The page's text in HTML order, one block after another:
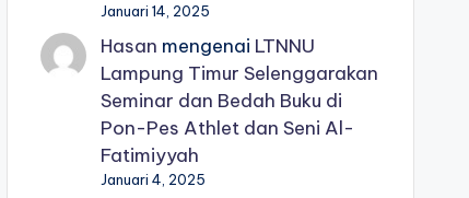
Januari 14, 2025
Hasan mengenai LTNNU
Lampung Timur Selenggarakan
Seminar dan Bedah Buku di
Pon-Pes Athlet dan Seni Al-
Fatimiyyah
Januari 4, 2025